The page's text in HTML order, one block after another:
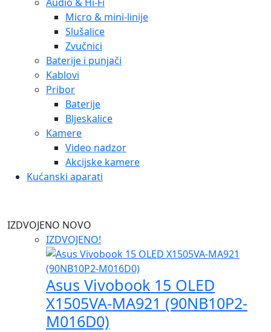
Micro & mini-linije
Slušalice
Zvučnici
Baterije i punjači
Kablovi
Pribor
Baterije
Bljeskalice
Kamere
Video nadzor
Akcijske kamere
Kućanski aparati
IZDVOJENO NOVO
IZDVOJENO!
Asus Vivobook 15 OLED
X1505VA-MA921 (90NB10P2-
M016D0)